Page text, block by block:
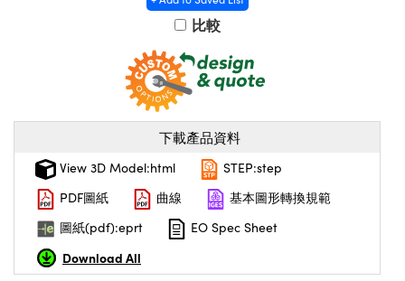
Components | SCHOTT 光學
(UFI)
比較
下載產品資料
View 3D Model:html
STEP:step
PDF圖紙
曲線
基本圖形轉換規範
圖紙(pdf):eprt
EO Spec Sheet
Download All